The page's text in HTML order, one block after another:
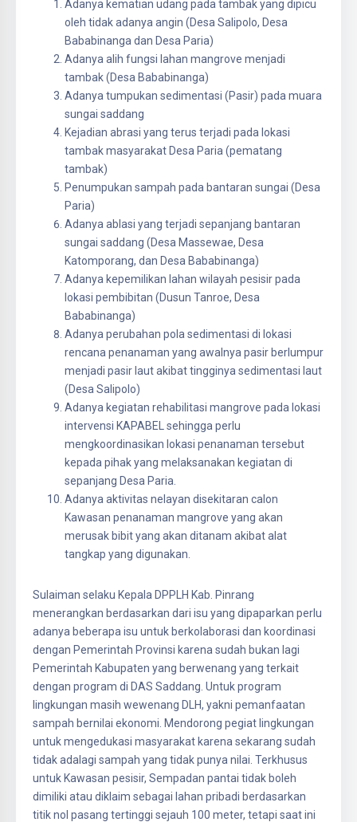
Adanya kematian udang pada tambak yang dipicu
oleh tidak adanya angin (Desa Salipolo, Desa
Bababinanga dan Desa Paria)
Adanya alih fungsi lahan mangrove menjadi
tambak (Desa Bababinanga)
Adanya tumpukan sedimentasi (Pasir) pada muara
sungai saddang
Kejadian abrasi yang terus terjadi pada lokasi
tambak masyarakat Desa Paria (pematang
tambak)
Penumpukan sampah pada bantaran sungai (Desa
Paria)
Adanya ablasi yang terjadi sepanjang bantaran
sungai saddang (Desa Massewae, Desa
Katomporang, dan Desa Bababinanga)
Adanya kepemilikan lahan wilayah pesisir pada
lokasi pembibitan (Dusun Tanroe, Desa
Bababinanga)
Adanya perubahan pola sedimentasi di lokasi
rencana penanaman yang awalnya pasir berlumpur
menjadi pasir laut akibat tingginya sedimentasi laut
(Desa Salipolo)
Adanya kegiatan rehabilitasi mangrove pada lokasi
intervensi KAPABEL sehingga perlu
mengkoordinasikan lokasi penanaman tersebut
kepada pihak yang melaksanakan kegiatan di
sepanjang Desa Paria.
Adanya aktivitas nelayan disekitaran calon
Kawasan penanaman mangrove yang akan
merusak bibit yang akan ditanam akibat alat
tangkap yang digunakan.
Sulaiman selaku Kepala DPPLH Kab. Pinrang
menerangkan berdasarkan dari isu yang dipaparkan perlu
adanya beberapa isu untuk berkolaborasi dan koordinasi
dengan Pemerintah Provinsi karena sudah bukan lagi
Pemerintah Kabupaten yang berwenang yang terkait
dengan program di DAS Saddang. Untuk program
lingkungan masih wewenang DLH, yakni pemanfaatan
sampah bernilai ekonomi. Mendorong pegiat lingkungan
untuk mengedukasi masyarakat karena sekarang sudah
tidak adalagi sampah yang tidak punya nilai. Terkhusus
untuk Kawasan pesisir, Sempadan pantai tidak boleh
dimiliki atau diklaim sebagai lahan pribadi berdasarkan
titik nol pasang tertinggi sejauh 100 meter, tetapi saat ini